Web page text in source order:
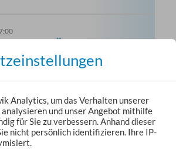
FÜR KINDER
Sonstiges
unter 015735248472
Bachstr. 39, 35614 Aßlar
Analytics, um das Verhalten unserer
und unser Angebot mithilfe
für Sie zu verbessern. Anhand dieser
nicht persönlich identifizieren. Ihre IP-